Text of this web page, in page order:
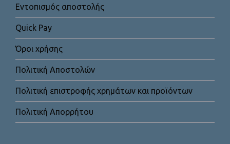
Εντοπισμός αποστολής
Quick Pay
Όροι χρήσης
Πολιτική Αποστολών
Πολιτική επιστροφής χρημάτων και προϊόντων
Πολιτική Απορρήτου